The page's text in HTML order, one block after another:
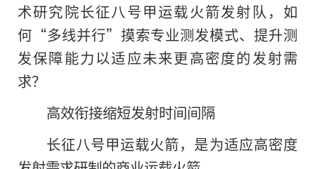
术研究院长征八号甲运载火箭发射队，如
何“多线并行”摸索专业测发模式、提升测
发保障能力以适应未来更高密度的发射需
求？
高效衔接缩短发射时间间隔
长征八号甲运载火箭，是为适应高密度